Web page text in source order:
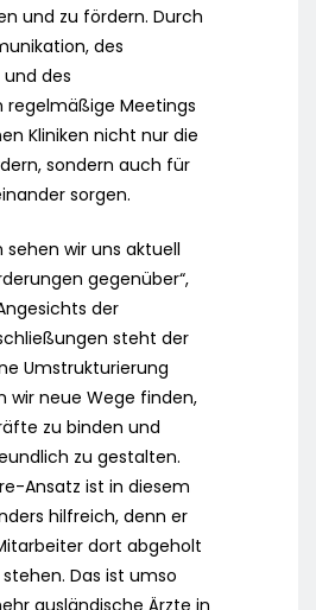
und zu fördern. Durch
des
des
Meetings
Kliniken nicht nur die
sondern auch für
sorgen.
sehen wir uns aktuell
gegenüber“,
der
steht der
Umstrukturierung
wir neue Wege finden,
zu binden und
zu gestalten.
Ansatz ist in diesem
hilfreich, denn er
dort abgeholt
Das ist umso
ausländische Ärzte in